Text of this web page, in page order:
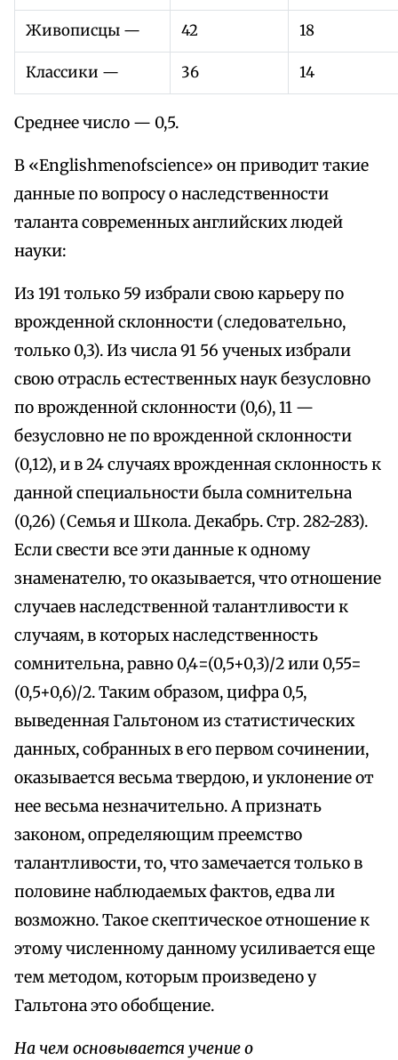
Живописцы — 42 18
Классики — 36 14
Среднее число — 0,5.
В «Englishmenofscience» он приводит такие
данные по вопросу о наследственности
таланта современных английских людей
науки:
Из 191 только 59 избрали свою карьеру по
врожденной склонности (следовательно,
только 0,3). Из числа 91 56 ученых избрали
свою отрасль естественных наук безусловно
по врожденной склонности (0,6), 11 —
безусловно не по врожденной склонности
(0,12), и в 24 случаях врожденная склонность к
данной специальности была сомнительна
(0,26) (Семья и Школа. Декабрь. Стр. 282-283).
Если свести все эти данные к одному
знаменателю, то оказывается, что отношение
случаев наследственной талантливости к
случаям, в которых наследственность
сомнительна, равно 0,4=(0,5+0,3)/2 или 0,55=
(0,5+0,6)/2. Таким образом, цифра 0,5,
выведенная Гальтоном из статистических
данных, собранных в его первом сочинении,
оказывается весьма твердою, и уклонение от
нее весьма незначительно. А признать
законом, определяющим преемство
талантливости, то, что замечается только в
половине наблюдаемых фактов, едва ли
возможно. Такое скептическое отношение к
этому численному данному усиливается еще
тем методом, которым произведено у
Гальтона это обобщение.
На чем основывается учение о